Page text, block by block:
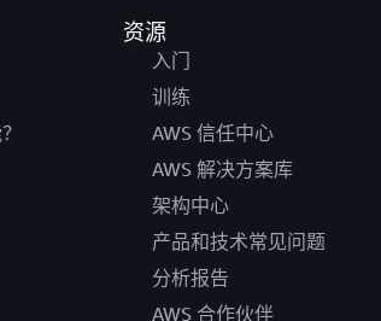
资源
入门
训练
AWS 信任中心
AWS 解决方案库
架构中心
产品和技术常见问题
分析报告
AWS 合作伙伴